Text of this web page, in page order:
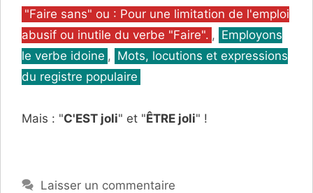
Catégories
"Faire sans" ou : Pour une limitation de l'emploi
abusif ou inutile du verbe "Faire". , Employons
le verbe idoine , Mots, locutions et expressions
du registre populaire
Mais : "C'EST joli" et "ÊTRE joli" !
Laisser un commentaire